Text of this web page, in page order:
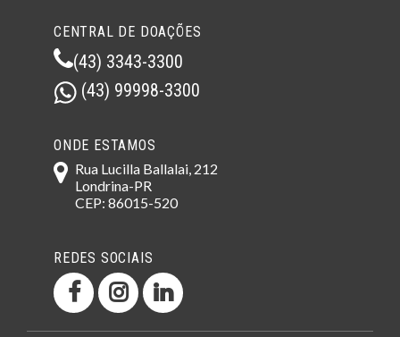
CENTRAL DE DOAÇÕES
(43) 3343-3300
(43) 99998-3300
ONDE ESTAMOS
Rua Lucilla Ballalai, 212
Londrina-PR
CEP: 86015-520
REDES SOCIAIS